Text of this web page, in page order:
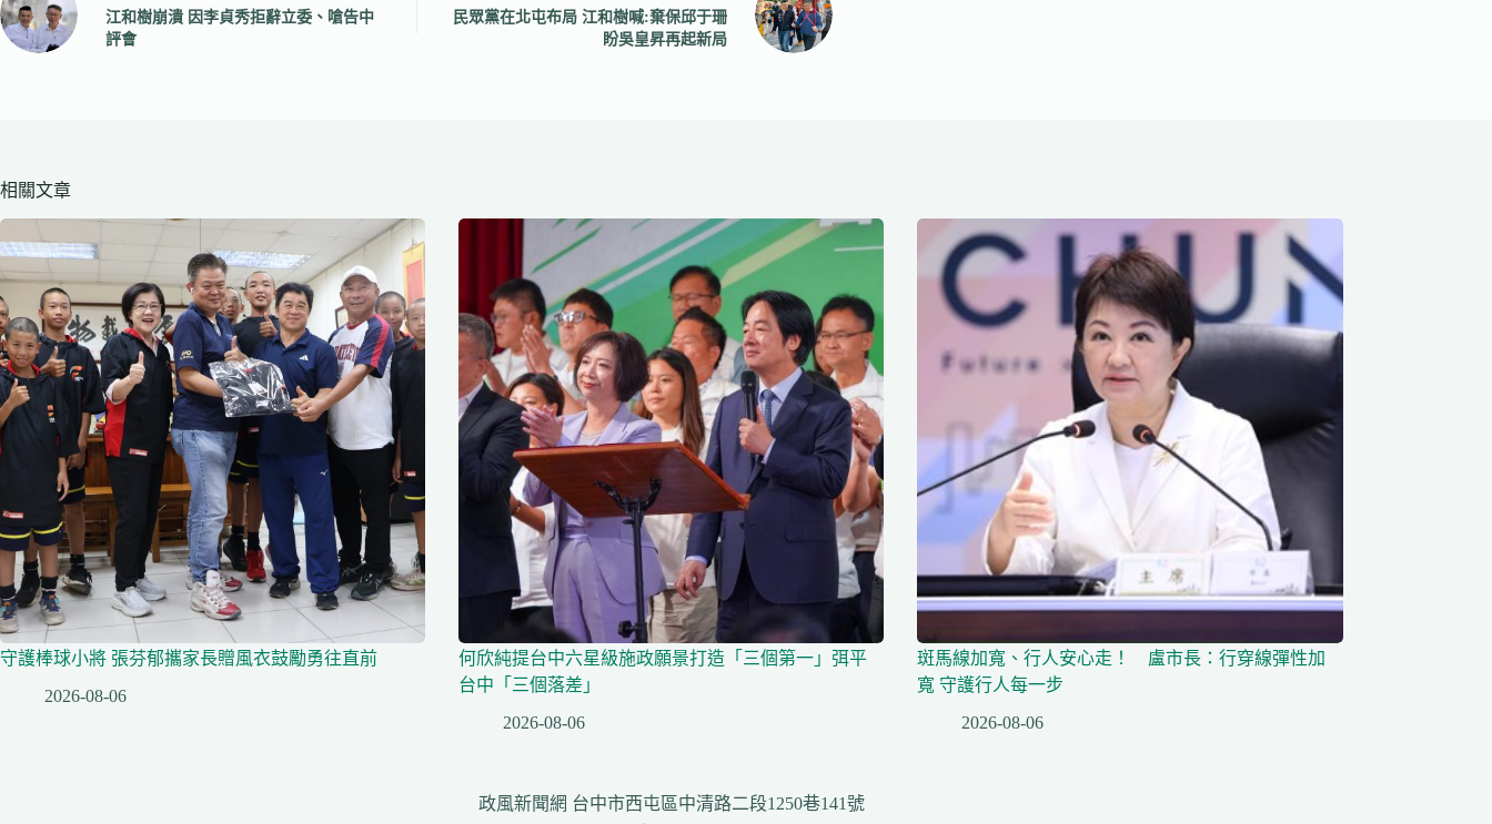
江和樹崩潰 因李貞秀拒辭立委、嗆告中
評會
民眾黨在北屯布局 江和樹喊:棄保邱于珊
盼吳皇昇再起新局
相關文章
守護棒球小將 張芬郁攜家長贈風衣鼓勵勇往直前
2026-08-06
何欣純提台中六星級施政願景打造「三個第一」弭平
台中「三個落差」
2026-08-06
斑馬線加寬、行人安心走！ 盧市長：行穿線彈性加
寬 守護行人每一步
2026-08-06
政風新聞網 台中市西屯區中清路二段1250巷141號